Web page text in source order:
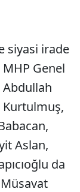
siyasi irade
Genel
Abdullah
Kurtulmuş,
Aslan,
da
Müsavat